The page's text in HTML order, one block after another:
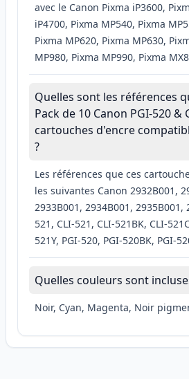
avec le Canon Pixma iP3600,
iP4700, Pixma MP540, Pixma
Pixma MP620, Pixma MP630,
MP980, Pixma MP990, Pixma
Quelles sont les références
Pack de 10 Canon PGI-520 &
cartouches d'encre
?
Les références que ces
les suivantes Canon 2932B001,
2933B001, 2934B001, 2935B001,
521, CLI-521, CLI-521BK, CLI-
521Y, PGI-520, PGI-520BK, PGI-
Quelles couleurs sont
Noir, Cyan, Magenta, Noir